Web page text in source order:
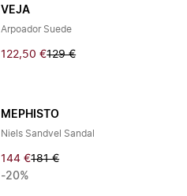
VEJA
Arpoador Suede
122,50 €129 €
MEPHISTO
Niels Sandvel Sandal
144 €181 €
-20%